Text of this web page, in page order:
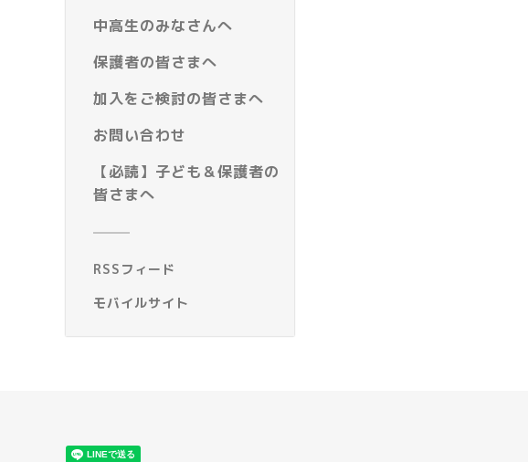
中高生のみなさんへ
保護者の皆さまへ
加入をご検討の皆さまへ
お問い合わせ
【必読】子ども＆保護者の
皆さまへ
RSSフィード
モバイルサイト